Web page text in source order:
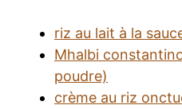
riz au lait à la
Mhalbi
poudre)
crème au riz